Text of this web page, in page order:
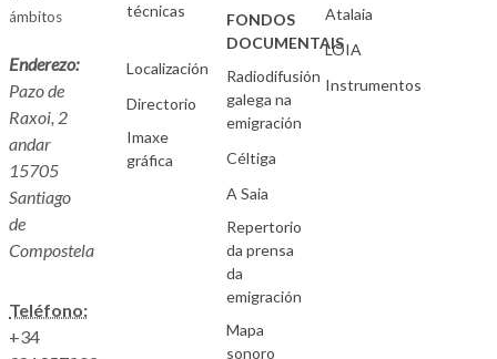
ámbitos
Enderezo:
Pazo de
Raxoi, 2
andar
15705
Santiago
de
Compostela
Teléfono:
+34
técnicas
Localización
Directorio
Imaxe
gráfica
FONDOS
DOCUMENTAIS
Radiodifusión
galega na
emigración
Céltiga
A Saia
Repertorio
da prensa
da
emigración
Mapa
sonoro
Atalaia
LOIA
Instrumentos